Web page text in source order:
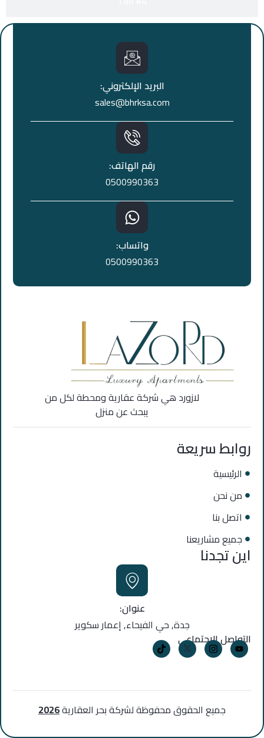
البريد الإلكتروني:
sales@bhrksa.com
رقم الهاتف:
0500990363
واتساب:
0500990363
لازورد هي شركة عقارية ومحطة لكل من
يبحث عن منزل
روابط سريعة
الرئيسية
من نحن
اتصل بنا
جميع مشاريعنا
اين تجدنا
عنوان:
جدة, حي الفيحاء, إعمار سكوير
التواصل الاجتماعي
جميع الحقوق محفوظة لشركة بحر العقارية2026